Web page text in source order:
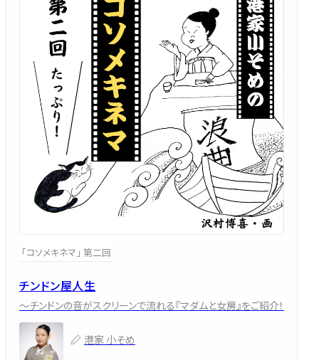
「コソメキネマ」 第二回
チンドン屋人生
～チンドンの音がスクリーンで流れる『マダムと女房』をご紹介！
港家 小そめ